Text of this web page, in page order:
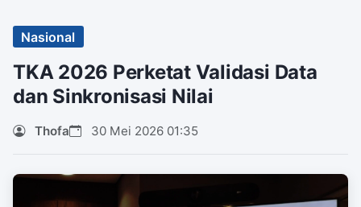
Nasional
TKA 2026 Perketat Validasi Data
dan Sinkronisasi Nilai
Thofa 30 Mei 2026 01:35